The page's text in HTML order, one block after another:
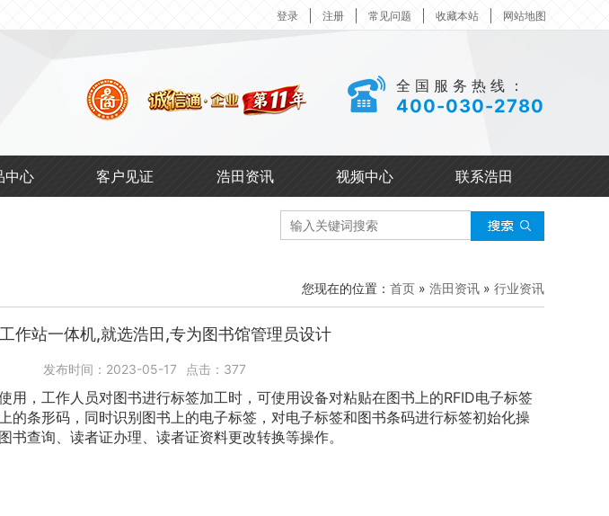
登录 注册 常见问题 收藏本站 网站地图
全国服务热线：
400-030-2780
中心 客户见证 浩田资讯 视频中心 联系浩田
您现在的位置： 首页 » 浩田资讯 » 行业资讯
作站一体机,就选浩田,专为图书馆管理员设计
发布时间：2023-05-17 点击： 377
用，工作人员对图书进行标签加工时，可使用设备对粘贴在图书上的RFID电子标签
的条形码，同时识别图书上的电子标签，对电子标签和图书条码进行标签初始化操
查询、读者证办理、读者证资料更改转换等操作。